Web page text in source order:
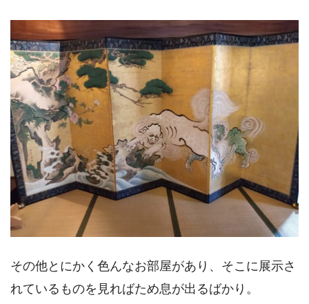
その他とにかく色んなお部屋があり、そこに展示さ
れているものを見ればため息が出るばかり。